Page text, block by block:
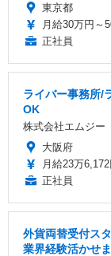
東京都
月給30万円～
正社員
ライバー事務所/
OK
株式会社エムジー
大阪府
月給23万6,172
正社員
外貨両替受付ス
業界経験活かせ